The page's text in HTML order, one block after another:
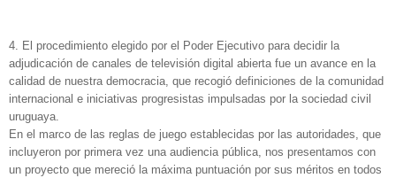
4. El procedimiento elegido por el Poder Ejecutivo para decidir la
adjudicación de canales de televisión digital abierta fue un avance en la
calidad de nuestra democracia, que recogió definiciones de la comunidad
internacional e iniciativas progresistas impulsadas por la sociedad civil
uruguaya.
En el marco de las reglas de juego establecidas por las autoridades, que
incluyeron por primera vez una audiencia pública, nos presentamos con
un proyecto que mereció la máxima puntuación por sus méritos en todos